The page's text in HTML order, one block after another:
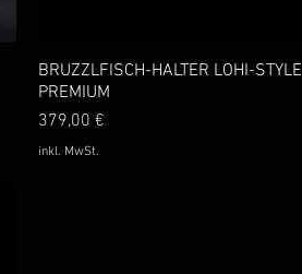
Schnellansicht
BRUZZLFISCH-HALTER LOHI-STYLE
PREMIUM
Preis
379,00 €
inkl. MwSt.